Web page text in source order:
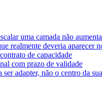
uma camada não
realmente deveria aparecer
de capacidade
com prazo de validade
adapter, não o centro da